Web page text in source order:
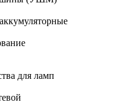
для ламп